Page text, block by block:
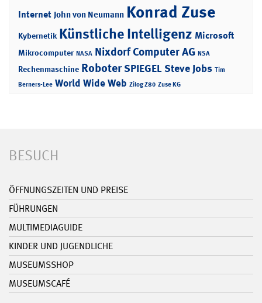
Internet John von Neumann Konrad Zuse
Kybernetik Künstliche Intelligenz Microsoft
Mikrocomputer NASA Nixdorf Computer AG NSA
Rechenmaschine RoboterSPIEGELSteve Jobs Tim
Berners-Lee World Wide Web Zilog Z80 Zuse KG
BESUCH
ÖFFNUNGSZEITEN UND PREISE
FÜHRUNGEN
MULTIMEDIAGUIDE
KINDER UND JUGENDLICHE
MUSEUMSSHOP
MUSEUMSCAFÉ